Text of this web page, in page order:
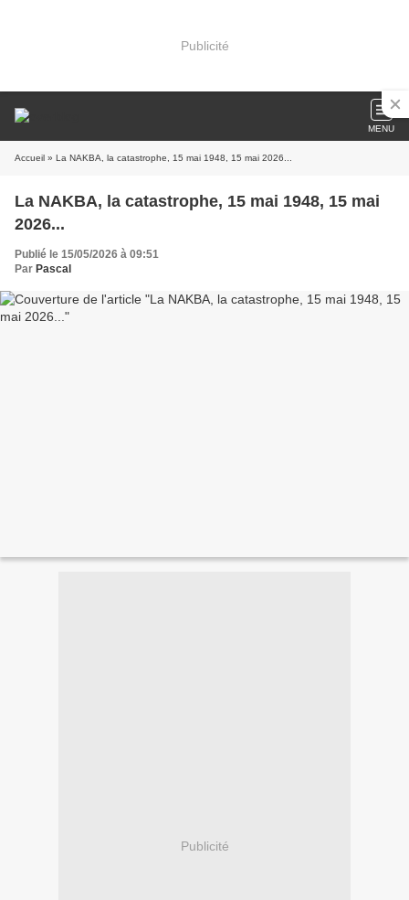
Publicité
MENU
Accueil » La NAKBA, la catastrophe, 15 mai 1948, 15 mai 2026...
La NAKBA, la catastrophe, 15 mai 1948, 15 mai
2026...
Publié le 15/05/2026 à 09:51
Par Pascal
Publicité